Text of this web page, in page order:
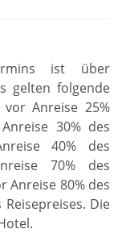
ist über
gelten folgende
Anreise 25%
30% des
40% des
70% des
Anreise 80% des
Reisepreises. Die
.